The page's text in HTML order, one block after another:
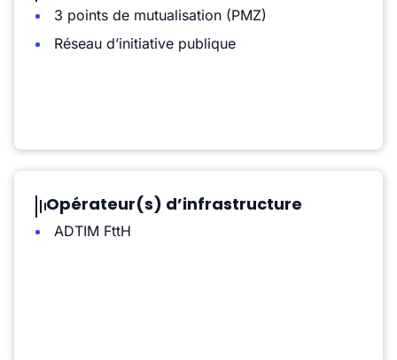
3 points de mutualisation (PMZ)
Réseau d’initiative publique
Opérateur(s) d’infrastructure
ADTIM FttH